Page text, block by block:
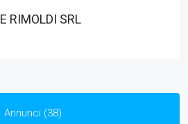
RIMOLDI SRL
Annunci (38)